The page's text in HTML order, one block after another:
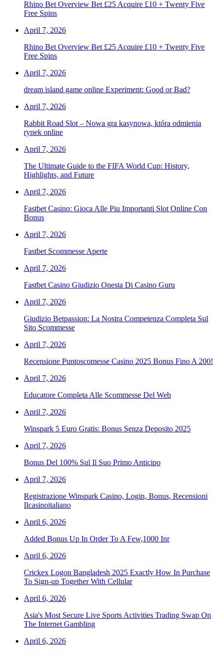
Rhino Bet Overview Bet £25 Acquire £10 + Twenty Five
Free Spins
April 7, 2026
Rhino Bet Overview Bet £25 Acquire £10 + Twenty Five
Free Spins
April 7, 2026
dream island game online Experiment: Good or Bad?
April 7, 2026
Rabbit Road Slot – Nowa gra kasynowa, która odmienia
rynek online
April 7, 2026
The Ultimate Guide to the FIFA World Cup: History,
Highlights, and Future
April 7, 2026
Fastbet Casino: Gioca Alle Piu Importanti Slot Online Con
Bonus
April 7, 2026
Fastbet Scommesse Aperte
April 7, 2026
Fastbet Casino Giudizio Onesta Di Casino Guru
April 7, 2026
Giudizio Betpassion: La Nostra Competenza Completa Sul
Sito Scommesse
April 7, 2026
Recensione Puntoscomesse Casino 2025 Bonus Fino A 200!
April 7, 2026
Educatore Completa Alle Scommesse Del Web
April 7, 2026
Winspark 5 Euro Gratis: Bonus Senza Deposito 2025
April 7, 2026
Bonus Del 100% Sul Il Suo Primo Anticipo
April 7, 2026
Registrazione Winspark Casino, Login, Bonus, Recensioni
Ilcasinoitaliano
April 6, 2026
Added Bonus Up In Order To A Few,1000 Inr
April 6, 2026
Crickex Logon Bangladesh 2025 Exactly How In Purchase
To Sign-up Together With Cellular
April 6, 2026
Asia's Most Secure Live Sports Activities Trading Swap On
The Internet Gambling
April 6, 2026